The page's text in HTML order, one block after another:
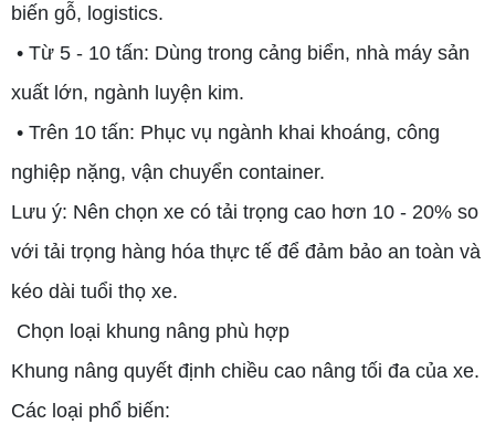
biến gỗ, logistics.
• Từ 5 - 10 tấn: Dùng trong cảng biển, nhà máy sản
xuất lớn, ngành luyện kim.
• Trên 10 tấn: Phục vụ ngành khai khoáng, công
nghiệp nặng, vận chuyển container.
Lưu ý: Nên chọn xe có tải trọng cao hơn 10 - 20% so
với tải trọng hàng hóa thực tế để đảm bảo an toàn và
kéo dài tuổi thọ xe.
Chọn loại khung nâng phù hợp
Khung nâng quyết định chiều cao nâng tối đa của xe.
Các loại phổ biến: